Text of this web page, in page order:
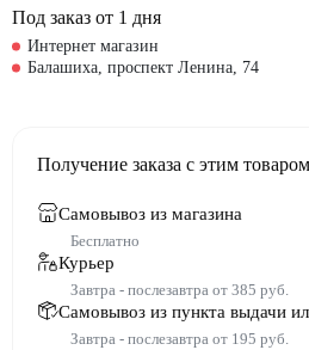
Под заказ от 1 дня
Интернет магазин
Балашиха, проспект Ленина, 74
Получение заказа с этим
Самовывоз из магазина
Бесплатно
Курьер
Завтра - послезавтра от 385 руб.
Самовывоз из пункта выдачи
Завтра - послезавтра от 195 руб.